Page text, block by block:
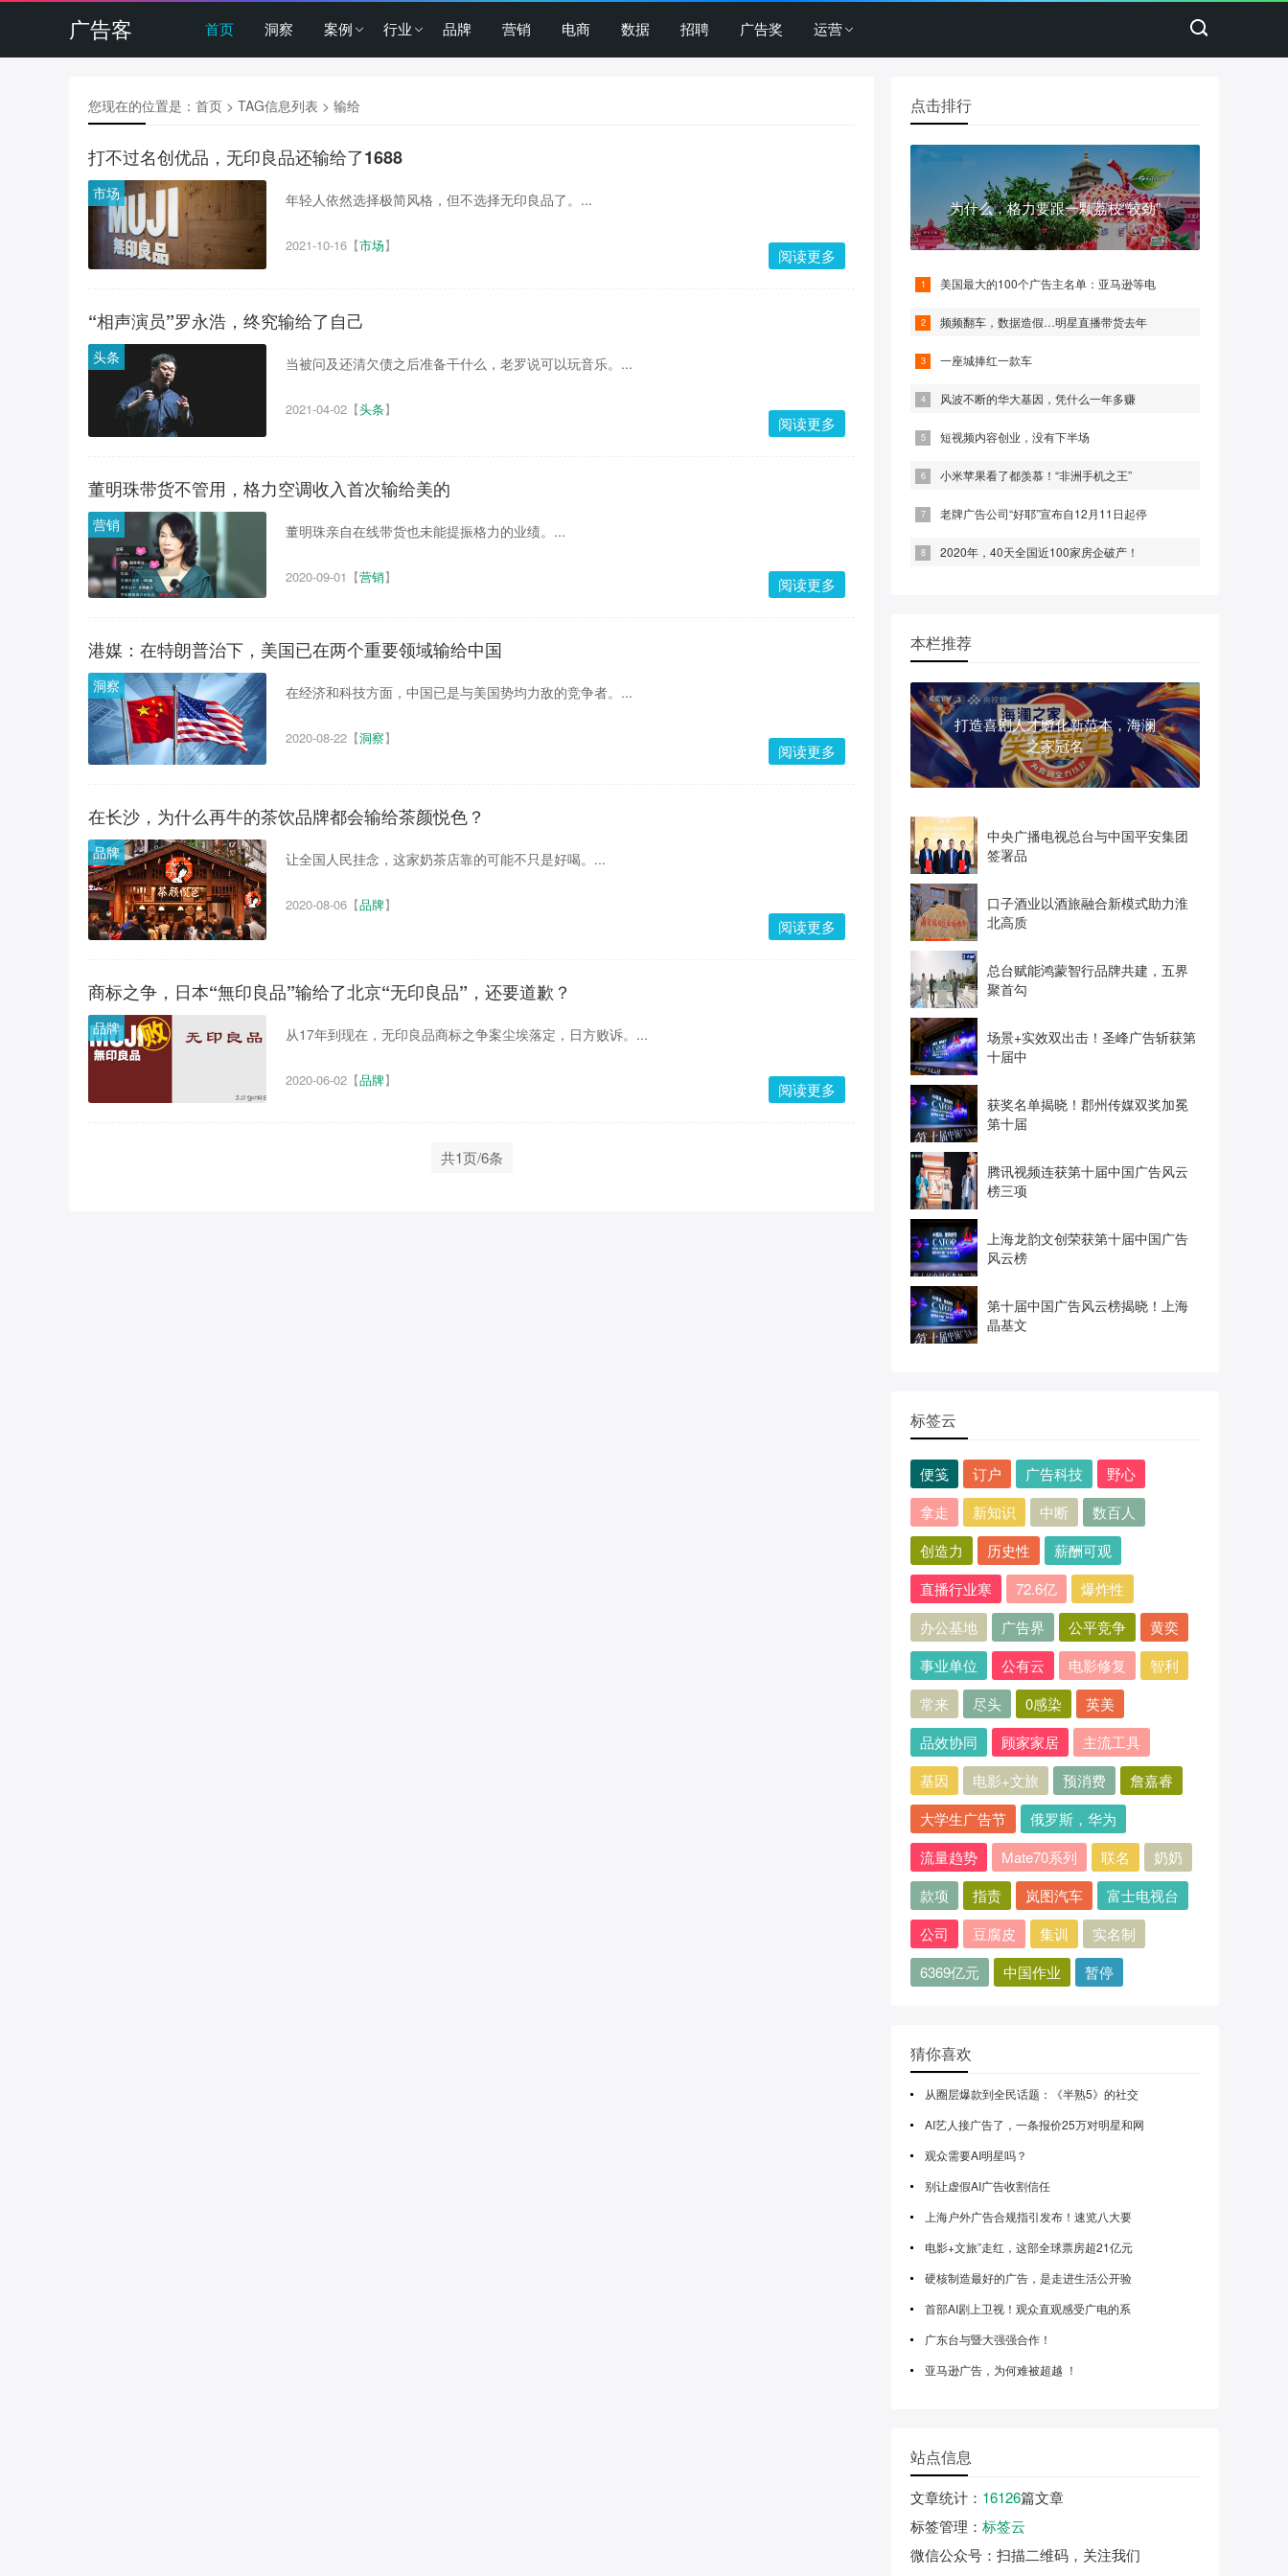
广告客 首页 洞察 案例 行业 品牌 营销 电商 数据 招聘 广告奖 运营
您现在的位置是： 首页 > TAG信息列表 > 输给
打不过名创优品，无印良品还输给了1688
市场 年轻人依然选择极简风格，但不选择无印良品了。...
2021-10-16【市场】
阅读更多
“相声演员”罗永浩，终究输给了自己
头条 当被问及还清欠债之后准备干什么，老罗说可以玩音乐。...
2021-04-02【头条】
阅读更多
董明珠带货不管用，格力空调收入首次输给美的
营销 董明珠亲自在线带货也未能提振格力的业绩。...
2020-09-01 【营销】 阅读更多
港媒：在特朗普治下，美国已在两个重要领域输给中国
洞察 在经济和科技方面，中国已是与美国势均力敌的竞争者。...
2020-08-22【洞察】
阅读更多
在长沙，为什么再牛的茶饮品牌都会输给茶颜悦色？
品牌 让全国人民挂念，这家奶茶店靠的可能不只是好喝。...
2020-08-06【品牌】
阅读更多
商标之争，日本“無印良品”输给了北京“无印良品”，还要道歉？
品牌 从17年到现在，无印良品商标之争案尘埃落定，日方败诉。...
2020-06-02【品牌】 阅读更多
共1页/6条
点击排行
为什么，格力要跟一颗荔枝“较劲”
美国最大的100个广告主名单：亚马逊等电
频频翻车，数据造假…明星直播带货去年
一座城捧红一款车
风波不断的华大基因，凭什么一年多赚
短视频内容创业，没有下半场
小米苹果看了都羡慕！“非洲手机之王”
老牌广告公司“好耶”宣布自12月11日起停
2020年，40天全国近100家房企破产！
本栏推荐
打造喜剧人才孵化新范本，海澜
之家冠名
中央广播电视总台与中国平安集团
签署品
口子酒业以酒旅融合新模式助力淮
北高质
总台赋能鸿蒙智行品牌共建，五界
聚首勾
场景+实效双出击！圣峰广告斩获第
十届中
获奖名单揭晓！郡州传媒双奖加冕
第十届
腾讯视频连获第十届中国广告风云
榜三项
上海龙韵文创荣获第十届中国广告
风云榜
第十届中国广告风云榜揭晓！上海
晶基文
标签云
便笺 订户 广告科技
野心
拿走
新知识 中断
数百人
创造力
历史性
薪酬可观
直播行业寒
72.6亿
爆炸性
办公基地
广告界 公平竞争
黄奕
事业单位
公有云 电影修复
智利
常来
尽头 0感染
英美
品效协同
顾家家居
主流工具
基因
电影+文旅 预消费
詹嘉睿
大学生广告节
俄罗斯，华为
流量趋势
Mate70系列 联名
奶奶
款项
指责 岚图汽车
富士电视台
公司
豆腐皮 集训
实名制
6369亿元
中国作业 暂停
猜你喜欢
从圈层爆款到全民话题：《半熟5》的社交
AI艺人接广告了，一条报价25万对明星和网
观众需要AI明星吗？
别让虚假AI广告收割信任
上海户外广告合规指引发布！速览八大要
电影+文旅”走红，这部全球票房超21亿元
硬核制造最好的广告，是走进生活公开验
首部AI剧上卫视！观众直观感受广电的系
广东台与暨大强强合作！
亚马逊广告，为何难被超越 ！
站点信息
文章统计 ： 16126篇文章
标签管理 ： 标签云
微信公众号 ：扫描二维码，关注我们